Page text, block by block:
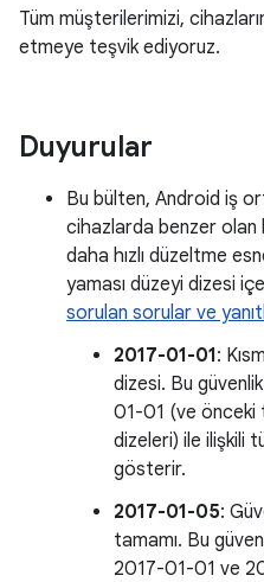
Tüm müşterilerimizi,
etmeye teşvik ediyoruz.
Duyurular
Bu bülten, Android iş
cihazlarda benzer olan
daha hızlı düzeltme
yaması düzeyi dizesi
sorulan sorular ve
2017-01-01:
dizesi. Bu
01-01 (ve önceki
dizeleri) ile ilişkili
gösterir.
2017-01-05:
tamamı. Bu
2017-01-01 ve